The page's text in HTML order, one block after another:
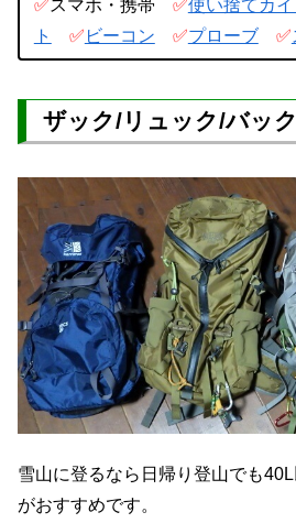
✅スマホ・携帯 ✅使い捨てカイ
ト
✅ ビーコン ✅プローブ ✅
ザック/リュック/バッ
雪山に登るなら日帰り登山でも
がおすすめです。